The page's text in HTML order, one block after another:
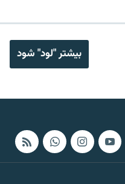
بیشتر "لود" شود